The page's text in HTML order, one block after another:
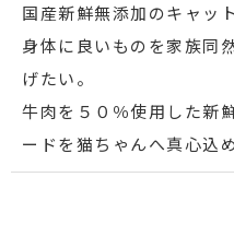
国産新鮮無添加のキャッ
身体に良いものを家族同
げたい。
牛肉を５０％使用した新
ードを猫ちゃんへ真心込